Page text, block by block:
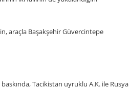
araçla Başakşehir Güvercintepe
Tacikistan uyruklu A.K. ile Rusya